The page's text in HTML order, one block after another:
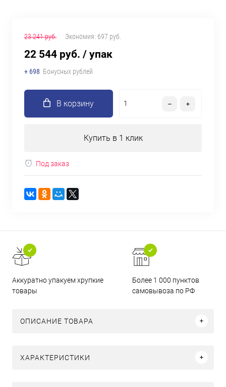
23 241 руб. Экономия: 697 руб.
22 544 руб. / упак
+ 698 Бонусных рублей
В корзину
Купить в 1 клик
Под заказ
Аккуратно упакуем хрупкие
товары
Более 1 000 пунктов
самовывоза по РФ
ОПИСАНИЕ ТОВАРА
ХАРАКТЕРИСТИКИ